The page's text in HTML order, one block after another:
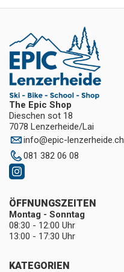
The Epic Shop
Dieschen sot 18
7078 Lenzerheide/Lai
info@epic-lenzerheide.ch
081 382 06 08
KATEGORIEN
ÖFFNUNGSZEITEN
Montag - Sonntag
08:30 - 12:00 Uhr
13:00 - 17:30 Uhr